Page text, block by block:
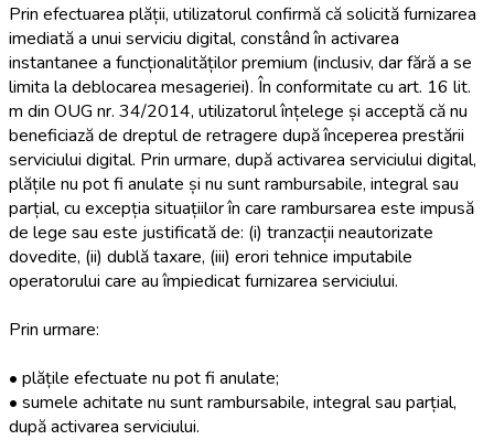
Prin efectuarea plății, utilizatorul confirmă că solicită furnizarea
imediată a unui serviciu digital, constând în activarea
instantanee a funcționalităților premium (inclusiv, dar fără a se
limita la deblocarea mesageriei). În conformitate cu art. 16 lit.
m din OUG nr. 34/2014, utilizatorul înțelege și acceptă că nu
beneficiază de dreptul de retragere după începerea prestării
serviciului digital. Prin urmare, după activarea serviciului digital,
plățile nu pot fi anulate și nu sunt rambursabile, integral sau
parțial, cu excepția situațiilor în care rambursarea este impusă
de lege sau este justificată de: (i) tranzacții neautorizate
dovedite, (ii) dublă taxare, (iii) erori tehnice imputabile
operatorului care au împiedicat furnizarea serviciului.
Prin urmare:
• plățile efectuate nu pot fi anulate;
• sumele achitate nu sunt rambursabile, integral sau parțial,
după activarea serviciului.